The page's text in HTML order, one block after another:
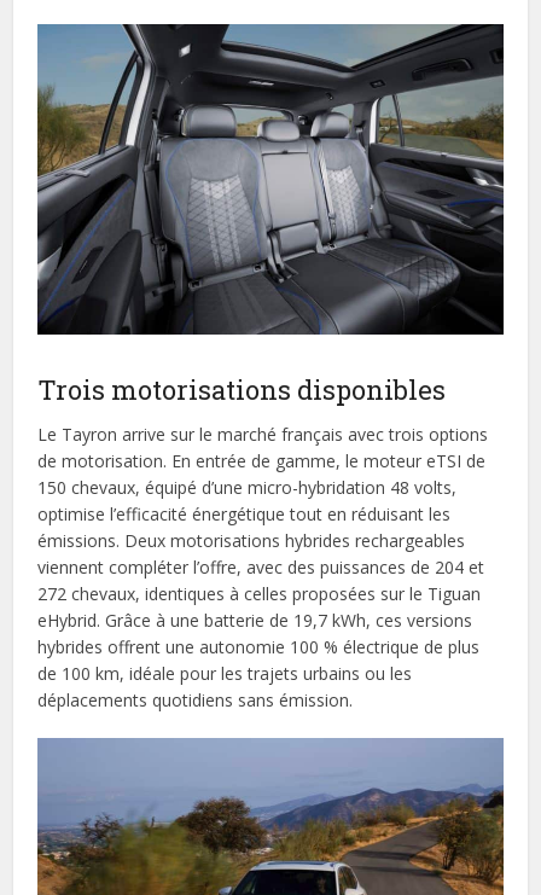
Trois motorisations disponibles
Le Tayron arrive sur le marché français avec trois options
de motorisation. En entrée de gamme, le moteur eTSI de
150 chevaux, équipé d’une micro-hybridation 48 volts,
optimise l’efficacité énergétique tout en réduisant les
émissions. Deux motorisations hybrides rechargeables
viennent compléter l’offre, avec des puissances de 204 et
272 chevaux, identiques à celles proposées sur le Tiguan
eHybrid. Grâce à une batterie de 19,7 kWh, ces versions
hybrides offrent une autonomie 100 % électrique de plus
de 100 km, idéale pour les trajets urbains ou les
déplacements quotidiens sans émission.